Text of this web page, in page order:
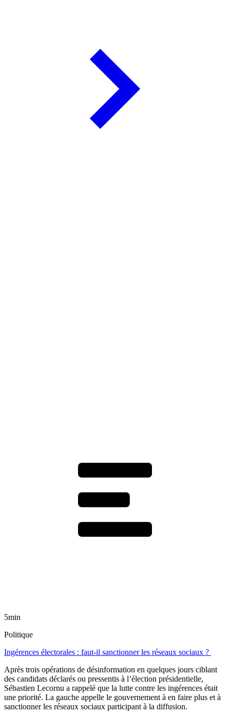
5min
Politique
Ingérences électorales : faut-il sanctionner les réseaux sociaux ?
Après trois opérations de désinformation en quelques jours ciblant
des candidats déclarés ou pressentis à l’élection présidentielle,
Sébastien Lecornu a rappelé que la lutte contre les ingérences était
une priorité. La gauche appelle le gouvernement à en faire plus et à
sanctionner les réseaux sociaux participant à la diffusion.